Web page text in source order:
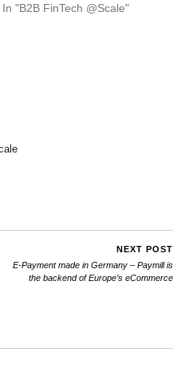
In "B2B FinTech @Scale"
NEXT POST
E-Payment made in Germany – Paymill is
the backend of Europe’s eCommerce